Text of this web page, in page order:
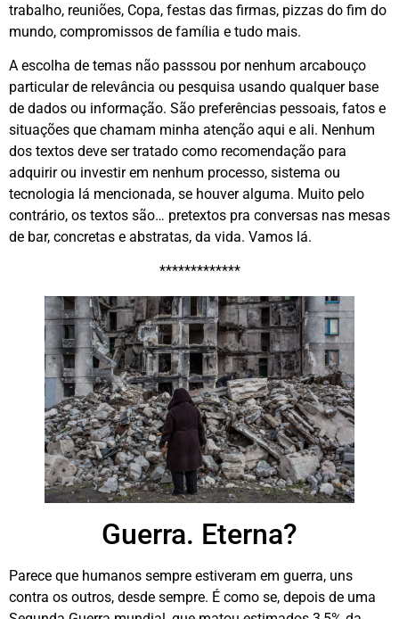
trabalho, reuniões, Copa, festas das firmas, pizzas do fim do
mundo, compromissos de família e tudo mais.
A escolha de temas não passsou por nenhum arcabouço
particular de relevância ou pesquisa usando qualquer base
de dados ou informação. São preferências pessoais, fatos e
situações que chamam minha atenção aqui e ali. Nenhum
dos textos deve ser tratado como recomendação para
adquirir ou investir em nenhum processo, sistema ou
tecnologia lá mencionada, se houver alguma. Muito pelo
contrário, os textos são… pretextos pra conversas nas mesas
de bar, concretas e abstratas, da vida. Vamos lá.
*************
Guerra. Eterna?
Parece que humanos sempre estiveram em guerra, uns
contra os outros, desde sempre. É como se, depois de uma